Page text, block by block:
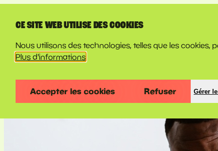
CE SITE WEB UTILISE DES COOKIES
Nous utilisons des technologies, telles que les
Plus d'informations
Accepter les cookies Refuser Gérer